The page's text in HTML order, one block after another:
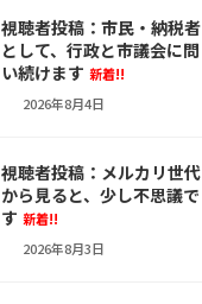
視聴者投稿：市民・納税者
として、行政と市議会に問
い続けます 新着!!
2026年8月4日
視聴者投稿：メルカリ世代
から見ると、少し不思議で
す 新着!!
2026年8月3日